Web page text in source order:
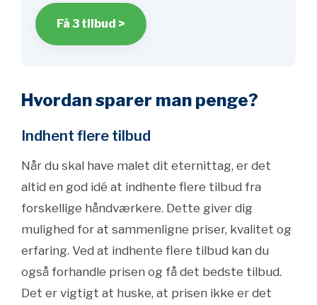
Få 3 tilbud >
Hvordan sparer man penge?
Indhent flere tilbud
Når du skal have malet dit eternittag, er det
altid en god idé at indhente flere tilbud fra
forskellige håndværkere. Dette giver dig
mulighed for at sammenligne priser, kvalitet og
erfaring. Ved at indhente flere tilbud kan du
også forhandle prisen og få det bedste tilbud.
Det er vigtigt at huske, at prisen ikke er det